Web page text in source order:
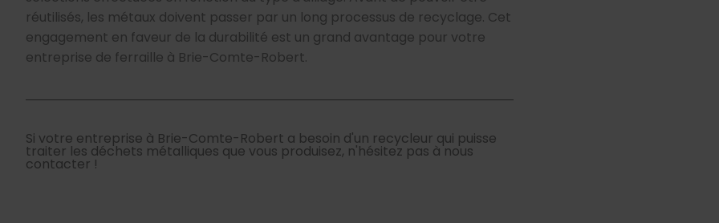
réutilisés, les métaux doivent passer par un long processus de recyclage. Cet
engagement en faveur de la durabilité est un grand avantage pour votre
entreprise de ferraille à Brie-Comte-Robert.
Si votre entreprise à Brie-Comte-Robert a besoin d'un recycleur qui puisse
traiter les déchets métalliques que vous produisez, n'hésitez pas à nous
contacter !